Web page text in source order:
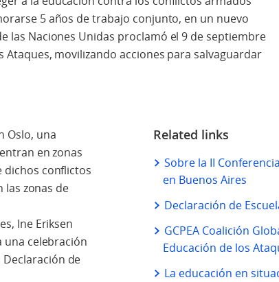
5 años de trabajo conjunto, en un nuevo
las Naciones Unidas proclamó el 9 de septiembre
movilizando acciones para salvaguardar
Oslo, una
en zonas
dichos conflictos
las zonas de
Ine Eriksen
una celebración
de
Related links
Sobre la II
en Buenos Aires
Declaración de
GCPEA Coalición
Educación de los
La educación en